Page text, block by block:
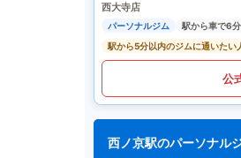
西大寺店
パーソナルジム
駅から車で6分
駅から5分以内のジムに通いたい
公
西ノ京駅のパーソナル